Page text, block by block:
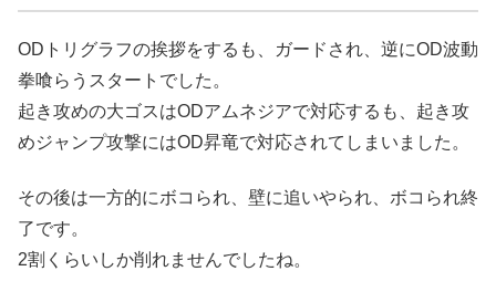
ODトリグラフの挨拶をするも、ガードされ、逆にOD波動
拳喰らうスタートでした。
起き攻めの大ゴスはODアムネジアで対応するも、起き攻
めジャンプ攻撃にはOD昇竜で対応されてしまいました。
その後は一方的にボコられ、壁に追いやられ、ボコられ終
了です。
2割くらいしか削れませんでしたね。